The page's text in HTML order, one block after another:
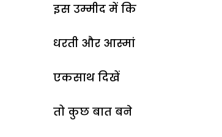
इस उम्मीद में कि
धरती और आस्मां
एकसाथ दिखें
तो कुछ बात बने